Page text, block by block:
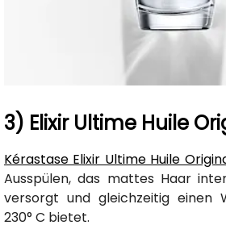
3) Elixir Ultime Huile
Kérastase Elixir Ultime Huile
Ausspülen, das mattes Haar
versorgt und gleichzeitig einen
230° C bietet.